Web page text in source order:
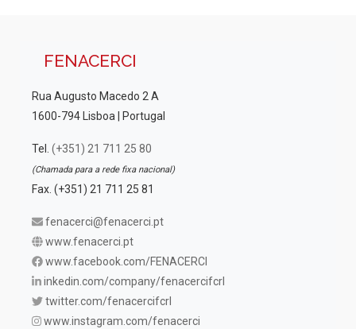
FENACERCI
Rua Augusto Macedo 2 A
1600-794 Lisboa | Portugal
Tel. (+351) 21 711 25 80
(Chamada para a rede fixa nacional)
Fax. (+351) 21 711 25 81
fenacerci@fenacerci.pt
www.fenacerci.pt
www.facebook.com/FENACERCI
inkedin.com/company/fenacercifcrl
twitter.com/fenacercifcrl
www.instagram.com/fenacerci